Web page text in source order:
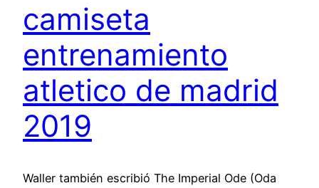
camiseta
entrenamiento
atletico de madrid
2019
Waller también escribió The Imperial Ode (Oda